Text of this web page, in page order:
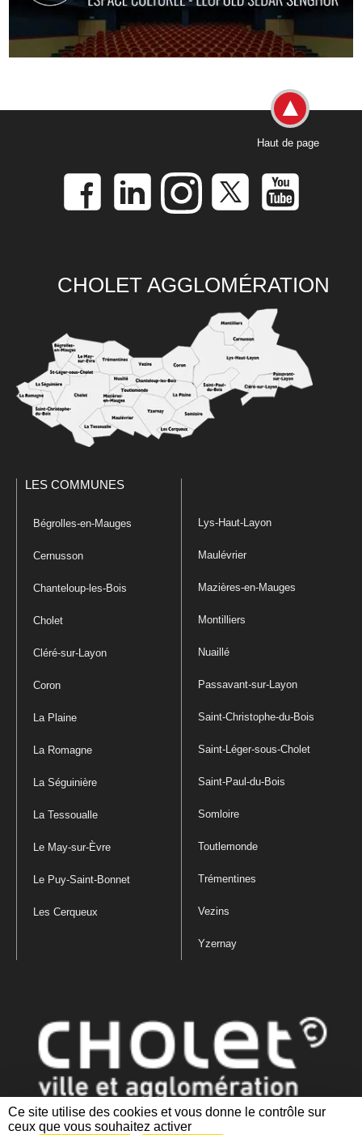
Ce site utilise des cookies et vous donne le contrôle sur
ceux que vous souhaitez activer
Haut de page
CHOLET AGGLOMÉRATION
LES COMMUNES
Bégrolles-en-Mauges
Cernusson
Chanteloup-les-Bois
Cholet
Cléré-sur-Layon
Coron
La Plaine
La Romagne
La Séguinière
La Tessoualle
Le May-sur-Èvre
Le Puy-Saint-Bonnet
Les Cerqueux
Lys-Haut-Layon
Maulévrier
Mazières-en-Mauges
Montilliers
Nuaillé
Passavant-sur-Layon
Saint-Christophe-du-Bois
Saint-Léger-sous-Cholet
Saint-Paul-du-Bois
Somloire
Toutlemonde
Trémentines
Vezins
Yzernay
Mentions légales|Politique de confidentialité